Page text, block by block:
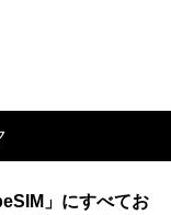
」にすべてお